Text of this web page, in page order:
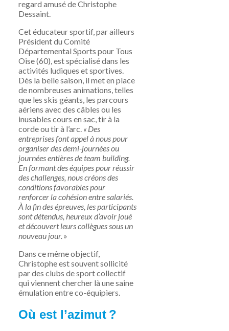
regard amusé de Christophe
Dessaint.
Cet éducateur sportif, par ailleurs
Président du Comité
Départemental Sports pour Tous
Oise (60), est spécialisé dans les
activités ludiques et sportives.
Dès la belle saison, il met en place
de nombreuses animations, telles
que les skis géants, les parcours
aériens avec des câbles ou les
inusables cours en sac, tir à la
corde ou tir à l’arc. « Des
entreprises font appel à nous pour
organiser des demi-journées ou
journées entières de team building.
En formant des équipes pour réussir
des challenges, nous créons des
conditions favorables pour
renforcer la cohésion entre salariés.
À la fin des épreuves, les participants
sont détendus, heureux d’avoir joué
et découvert leurs collègues sous un
nouveau jour. »
Dans ce même objectif,
Christophe est souvent sollicité
par des clubs de sport collectif
qui viennent chercher là une saine
émulation entre co-équipiers.
Où est l’azimut ?